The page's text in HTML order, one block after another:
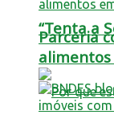
“Tenta a
Parceria